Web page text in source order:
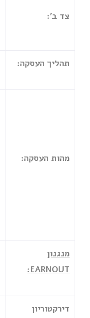
צד ב':
תהליך העסקה:
מהות העסקה:
מנגנון
EARNOUT
:
דירקטוריון